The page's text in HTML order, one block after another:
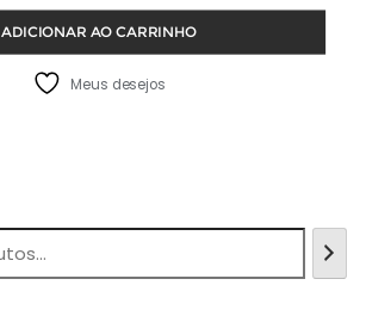
original
era:
R$17,97.
atual
é:
R$9,97.
ADICIONAR AO CARRINHO
Meus desejos